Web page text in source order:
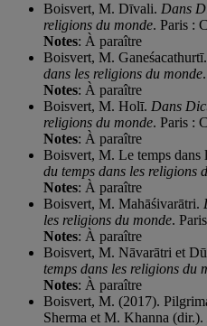
Boisvert, M. Dīvali. Dans
religions du monde. Paris :
Notes: À paraître
Boisvert, M. Ganeśacathurtī.
dans les religions du monde
Notes: À paraître
Boisvert, M. Holī. Dans
religions du monde. Paris :
Notes: À paraître
Boisvert, M. Le temps dans
du temps dans les religions
Notes: À paraître
Boisvert, M. Mahāśivarātri.
les religions du monde.
Notes: À paraître
Boisvert, M. Nāvarātri et
temps dans les religions du
Notes: À paraître
Boisvert, M. (2017).
Sherma et M. Khanna (dir.).